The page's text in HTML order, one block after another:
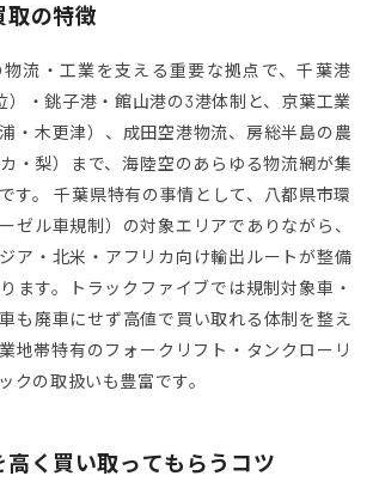
取の特徴
流・工業を支える重要な拠点で、千葉港
）・銚子港・館山港の3港体制と、京葉工業
・木更津）、成田空港物流、房総半島の農
・梨）まで、海陸空のあらゆる物流網が集
す。 千葉県特有の事情として、八都県市環
ゼル車規制）の対象エリアでありながら、
ア・北米・アフリカ向け輸出ルートが整備
ます。トラックファイブでは規制対象車・
も廃車にせず高値で買い取れる体制を整え
地帯特有のフォークリフト・タンクローリ
クの取扱いも豊富です。
高く買い取ってもらうコツ